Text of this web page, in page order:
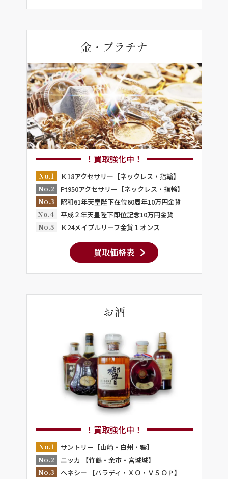
金・プラチナ
！買取強化中！
No.1
Ｋ18アクセサリー【ネックレス・指輪】
No.2
Pt950アクセサリー【ネックレス・指輪】
No.3
昭和61年天皇陛下在位60周年10万円金貨
No.4
平成２年天皇陛下即位記念10万円金貨
No.5
Ｋ24メイプルリーフ金貨１オンス
買取価格表
お酒
！買取強化中！
No.1
サントリー【山崎・白州・響】
No.2
ニッカ 【竹鶴・余市・宮城城】
No.3
ヘネシー 【パラディ・ＸＯ・ＶＳＯＰ】